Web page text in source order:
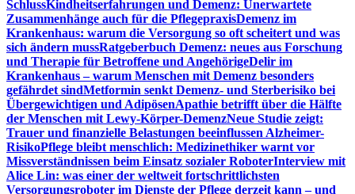
SchlussKindheitserfahrungen und Demenz: Unerwartete
Zusammenhänge auch für die PflegepraxisDemenz im
Krankenhaus: warum die Versorgung so oft scheitert und was
sich ändern mussRatgeberbuch Demenz: neues aus Forschung
und Therapie für Betroffene und AngehörigeDelir im
Krankenhaus – warum Menschen mit Demenz besonders
gefährdet sindMetformin senkt Demenz- und Sterberisiko bei
Übergewichtigen und AdipösenApathie betrifft über die Hälfte
der Menschen mit Lewy-Körper-DemenzNeue Studie zeigt:
Trauer und finanzielle Belastungen beeinflussen Alzheimer-
RisikoPflege bleibt menschlich: Medizinethiker warnt vor
Missverständnissen beim Einsatz sozialer RoboterInterview mit
Alice Lin: was einer der weltweit fortschrittlichsten
Versorgungsroboter im Dienste der Pflege derzeit kann – und